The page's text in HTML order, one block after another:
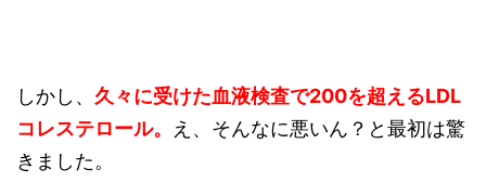
しかし、 久々に受けた血液検査で200を超えるLDL
コレステロール。
え、そんなに悪いん？と最初は驚
きました。